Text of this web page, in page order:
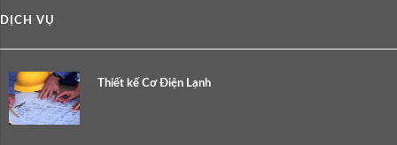
DỊCH VỤ
Thiết kế Cơ Điện Lạnh